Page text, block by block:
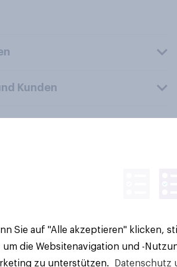
Kunden
PLC. Alle Rechte vorbehalten.
Sie auf "Alle akzeptieren" klicken,
um die Websitenavigation und -
zu unterstützen.
Datenschutz